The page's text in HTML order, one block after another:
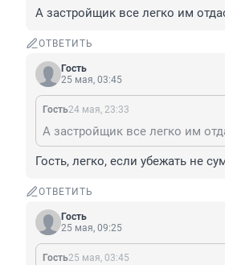
А застройщик все легко им
ОТВЕТИТЬ
Гость
25 мая, 03:45
Гость24 мая, 23:33
А застройщик все легко им
Гость, легко, если убежать не
ОТВЕТИТЬ
Гость
25 мая, 09:25
Гость25 мая, 03:45